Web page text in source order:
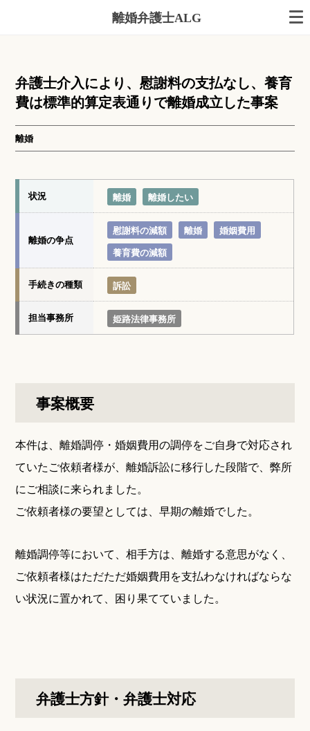
離婚弁護士ALG
弁護士介入により、慰謝料の支払なし、養育
費は標準的算定表通りで離婚成立した事案
離婚
状況 離婚 離婚したい
離婚の争点
慰謝料の減額 離婚
婚姻費用
養育費の減額
手続きの種類 訴訟
担当事務所 姫路法律事務所
事案概要
本件は、離婚調停・婚姻費用の調停をご自身で対応され
ていたご依頼者様が、離婚訴訟に移行した段階で、弊所
にご相談に来られました。
ご依頼者様の要望としては、早期の離婚でした。
離婚調停等において、相手方は、離婚する意思がなく、
ご依頼者様はただただ婚姻費用を支払わなければならな
い状況に置かれて、困り果てていました。
弁護士方針・弁護士対応